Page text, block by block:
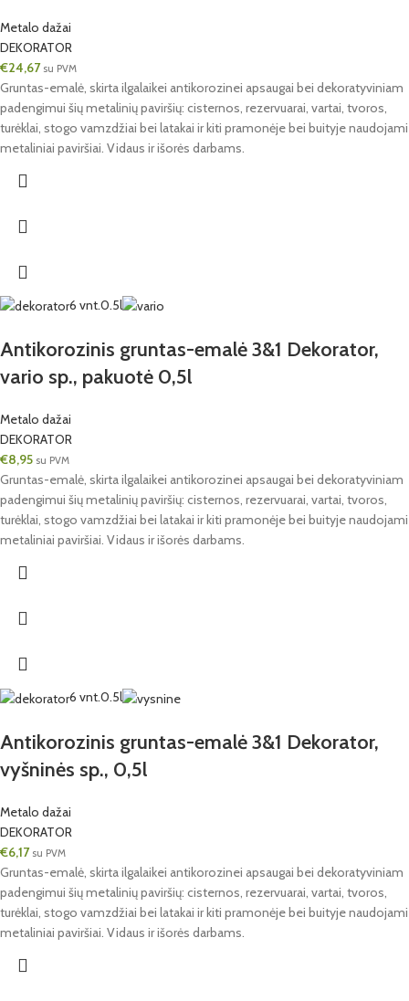
Metalo dažai
DEKORATOR
€24,67 su PVM
Gruntas-emalė, skirta ilgalaikei antikorozinei apsaugai bei dekoratyviniam
padengimui šių metalinių paviršių: cisternos, rezervuarai, vartai, tvoros,
turėklai, stogo vamzdžiai bei latakai ir kiti pramonėje bei buityje naudojami
metaliniai paviršiai. Vidaus ir išorės darbams.
6 vnt.0.5l
Antikorozinis gruntas-emalė 3&1 Dekorator,
vario sp., pakuotė 0,5l
Metalo dažai
DEKORATOR
€8,95 su PVM
Gruntas-emalė, skirta ilgalaikei antikorozinei apsaugai bei dekoratyviniam
padengimui šių metalinių paviršių: cisternos, rezervuarai, vartai, tvoros,
turėklai, stogo vamzdžiai bei latakai ir kiti pramonėje bei buityje naudojami
metaliniai paviršiai. Vidaus ir išorės darbams.
6 vnt.0.5l
Antikorozinis gruntas-emalė 3&1 Dekorator,
vyšninės sp., 0,5l
Metalo dažai
DEKORATOR
€6,17 su PVM
Gruntas-emalė, skirta ilgalaikei antikorozinei apsaugai bei dekoratyviniam
padengimui šių metalinių paviršių: cisternos, rezervuarai, vartai, tvoros,
turėklai, stogo vamzdžiai bei latakai ir kiti pramonėje bei buityje naudojami
metaliniai paviršiai. Vidaus ir išorės darbams.